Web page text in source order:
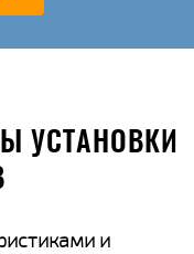
УСТАНОВКИ
и